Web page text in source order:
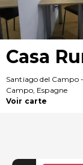
Casa
Santiago del Campo
Campo, Espagne
Voir carte